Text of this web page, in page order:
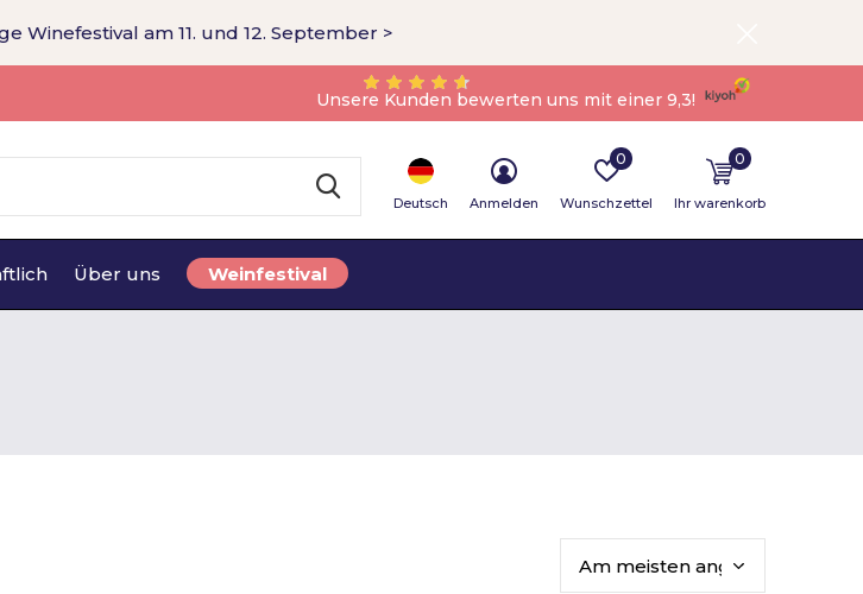
Über uns Weinfestival
Deutsch Anmelden Wunschzettel
0
Ihr warenkorb
0
Unsere Kunden bewerten uns mit einer 9,3!
Winefestival am 11. und 12. September >